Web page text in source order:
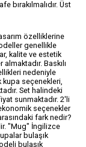
bırakılmalıdır. Üst
özelliklerine
genellikle
kalite ve estetik
Baskılı
nedeniyle
kupa seçenekleri,
Set halindeki
sunmaktadır. 2'li
seçenekler
fark nedir?
"Mug" İngilizce
bulaşık
bulaşık